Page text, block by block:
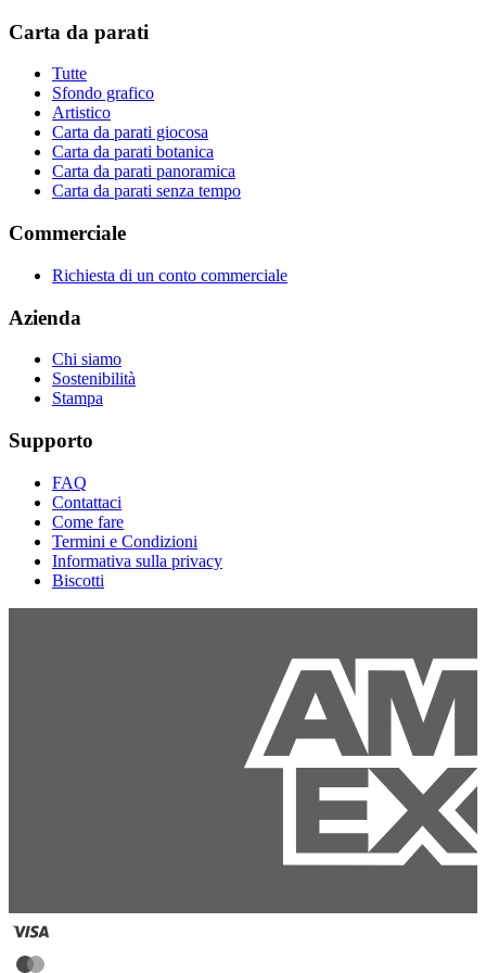
Carta da parati
Tutte
Sfondo grafico
Artistico
Carta da parati giocosa
Carta da parati botanica
Carta da parati panoramica
Carta da parati senza tempo
Commerciale
Richiesta di un conto commerciale
Azienda
Chi siamo
Sostenibilità
Stampa
Supporto
FAQ
Contattaci
Come fare
Termini e Condizioni
Informativa sulla privacy
Biscotti